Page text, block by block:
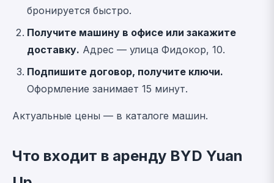
бронируется быстро.
Получите машину в офисе или закажите
доставку. Адрес — улица Фидокор, 10.
Подпишите договор, получите ключи.
Оформление занимает 15 минут.
Актуальные цены — в каталоге машин.
Что входит в аренду BYD Yuan